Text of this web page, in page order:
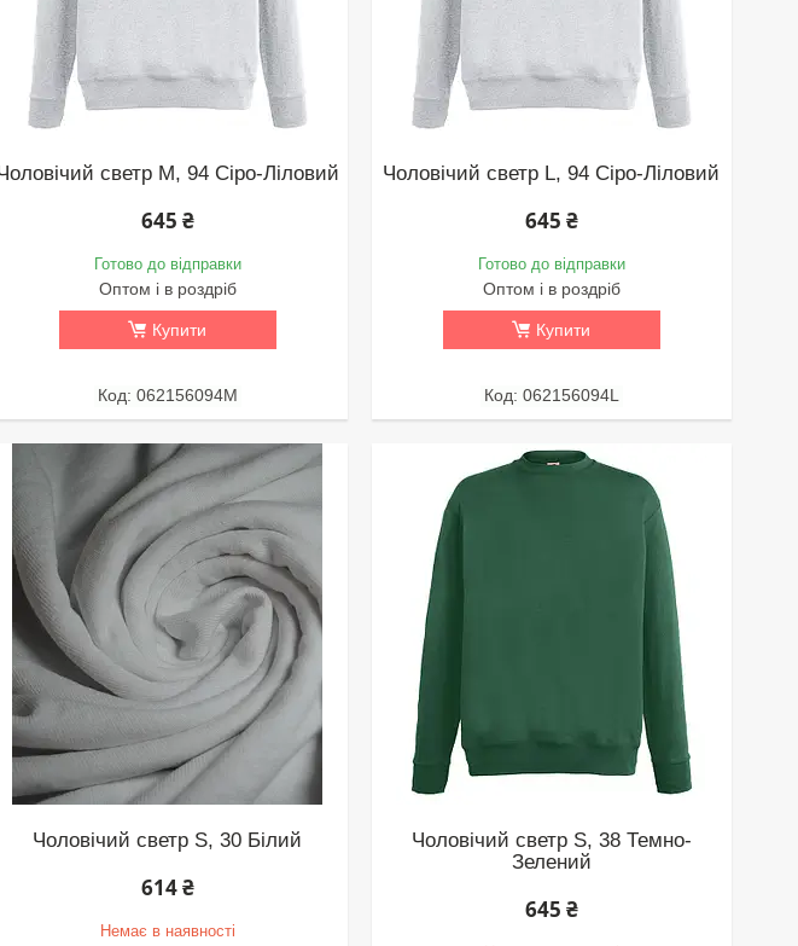
светр M, 94 Сіро-Ліловий
645 ₴
Готово до відправки
Оптом і в роздріб
Купити
062156094M
Чоловічий светр L, 94 Сіро-Ліловий
645 ₴
Готово до відправки
Оптом і в роздріб
Купити
062156094L
Чоловічий светр S, 30 Білий
614 ₴
Немає в наявності
Чоловічий светр S, 38 Темно-
Зелений
645 ₴